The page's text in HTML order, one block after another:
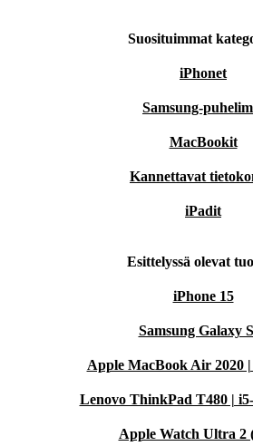
Suosituimmat
iPhonet
Samsung-
MacBookit
Kannettavat
iPadit
Esittelyssä olevat
iPhone 15
Samsung Galaxy
Apple MacBook Air 2020
Lenovo ThinkPad T480 |
Apple Watch Ultra 2